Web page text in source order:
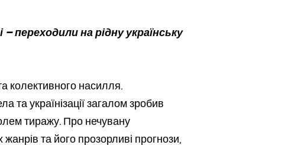
переходили на рідну українську
колективного насилля.
та українізації загалом зробив
тиражу. Про нечувану
та його прозорливі прогнози,